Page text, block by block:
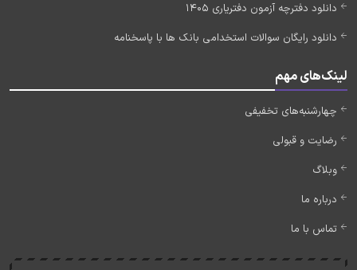
دانلود دفترچه آزمون دفتریاری 1405
دانلود رایگان سوالات استخدامی بانک ها با پاسخنامه
لینک‌های مهم
چهارشنبه‌های تخفیفی
رضایت و قبولی
وبلاگ
درباره ما
تماس با ما